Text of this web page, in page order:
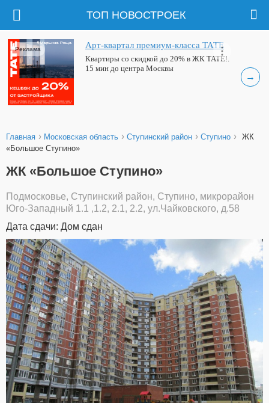
ТОП НОВОСТРОЕК
→
Арт-квартал премиум-класса ТАТЕ
Квартиры со скидкой до 20% в ЖК ТАТЕ!.
15 мин до центра Москвы
Реклама
Главная › Московская область › Ступинский район › Ступино › ЖК
«Большое Ступино»
ЖК «Большое Ступино»
Подмосковье, Ступинский район, Ступино, микрорайон
Юго-Западный 1.1 ,1.2, 2.1, 2.2, ул.Чайковского, д.58
Дата сдачи: Дом сдан